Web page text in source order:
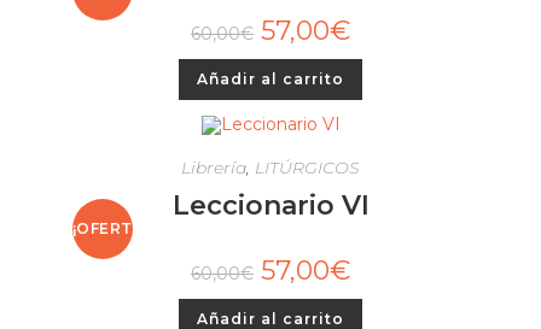
60,00€ 57,00€
Añadir al carrito
¡OFERT
Librería, LITÚRGICOS
Leccionario VI
60,00€ 57,00€
Añadir al carrito